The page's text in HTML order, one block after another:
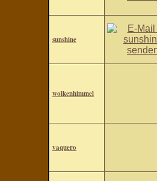
sunshine
wolkenhimmel
vaquero